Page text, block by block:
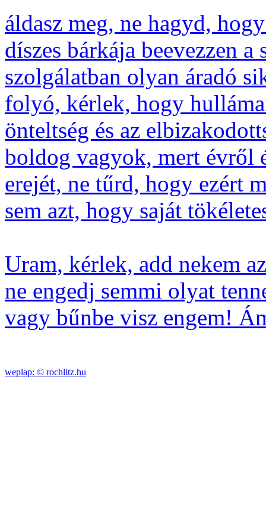
áldasz meg, ne hagyd,
díszes bárkája beevezzen
szolgálatban olyan áradó
folyó, kérlek, hogy
önteltség és az
boldog vagyok, mert évről
erejét, ne tűrd, hogy ezért
sem azt, hogy saját
Uram, kérlek, add nekem
ne engedj semmi olyat
vagy bűnbe visz engem!
weplap: © rochlitz.hu